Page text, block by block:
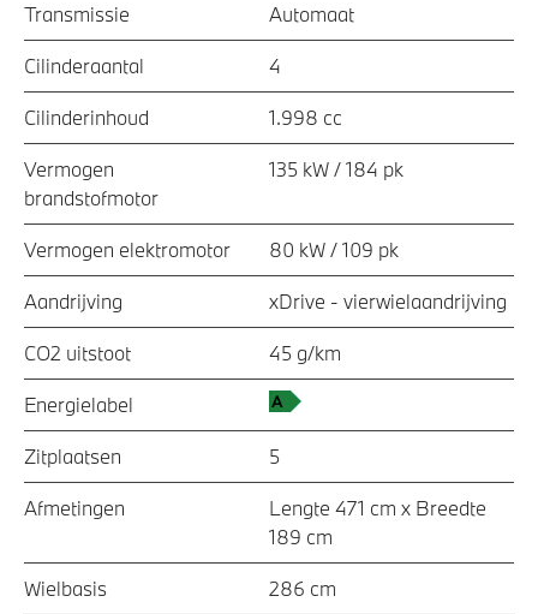
Transmissie Automaat
Cilinderaantal 4
Cilinderinhoud 1.998 cc
Vermogen
brandstofmotor
135 kW / 184 pk
Vermogen elektromotor 80 kW / 109 pk
Aandrijving xDrive - vierwielaandrijving
CO2 uitstoot 45 g/km
Energielabel
Zitplaatsen 5
Afmetingen
Lengte 471 cm x Breedte
189 cm
Wielbasis 286 cm